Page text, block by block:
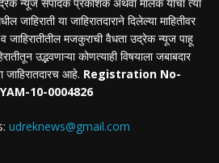
जाहिराती या जाहिरातदाराने दिलेल्या माहितीवर
मजकुराची वैधता उद्रेक न्यूज पाहू
उद्भवणाऱ्या कोणत्याही विषयाला जबाबदार
जाहिरातदारच आहे. Registration No-
10-0004826
udreknews@gmail.com